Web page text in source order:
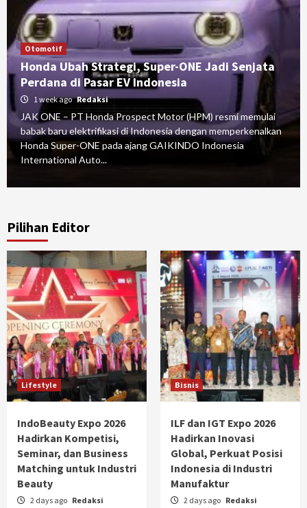
Otomotif
Honda Ubah Strategi, Super-ONE Jadi Senjata
Perdana di Pasar EV Indonesia
1 week ago Redaksi
JAK ONE – PT Honda Prospect Motor (HPM) resmi memulai
babak baru elektrifikasi di Indonesia dengan memperkenalkan
Honda Super-ONE pada ajang GAIKINDO Indonesia
International Auto...
Pilihan Editor
Lifestyle
IndoBeauty Expo 2026
Hadirkan Kompetisi,
Seminar, dan Business
Matching untuk Industri
Beauty
2 days ago Redaksi
Bisnis
ILF dan IGT Expo 2026
Hadirkan Inovasi
Global, Perkuat Posisi
Indonesia di Industri
Manufaktur
2 days ago Redaksi